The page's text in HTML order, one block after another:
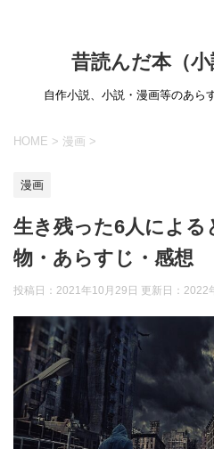
昔読んだ本（小
自作小説、小説・漫画等のあら
HOME > 漫画 >
漫画
生き残った6人によ
物・あらすじ・感想
投稿日：2021年10月29日 更新日： 2022